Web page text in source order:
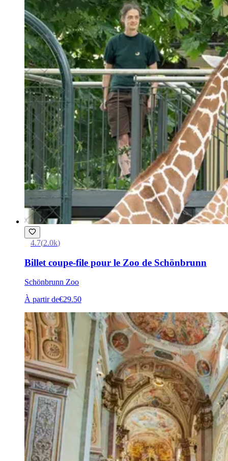
4.7(2.0k)
Billet coupe-file pour le Zoo de Schönbrunn
Schönbrunn Zoo
À partir de€29.50